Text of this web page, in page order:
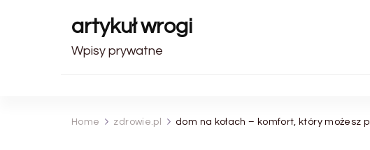
artykuł wrogi
Wpisy prywatne
Home zdrowie.pl dom na kołach – komfort, który możesz